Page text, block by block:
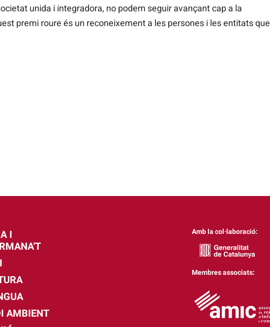
unida i integradora, no podem seguir avançant cap a la
premi roure és un reconeixement a les persones i les entitats que
I
AMBIENT
Amb la col·laboració:
Membres associats: